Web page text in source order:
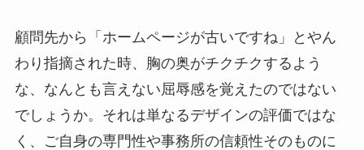
顧問先から「ホームページが古いですね」とやん
わり指摘された時、胸の奥がチクチクするよう
な、なんとも言えない屈辱感を覚えたのではない
でしょうか。それは単なるデザインの評価ではな
く、ご自身の専門性や事務所の信頼性そのものに